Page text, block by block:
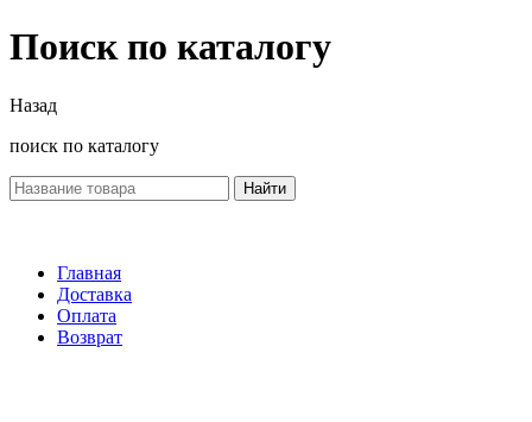
Поиск по каталогу
Назад
поиск по каталогу
Найти
Главная
Доставка
Оплата
Возврат